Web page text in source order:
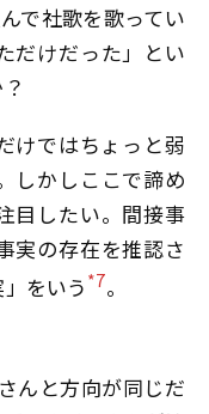
で社歌を歌ってい
だけだった」とい
けではちょっと弱
しかしここで諦め
目したい。間接事
実の存在を推認さ
をいう *7。
んと方向が同じだ